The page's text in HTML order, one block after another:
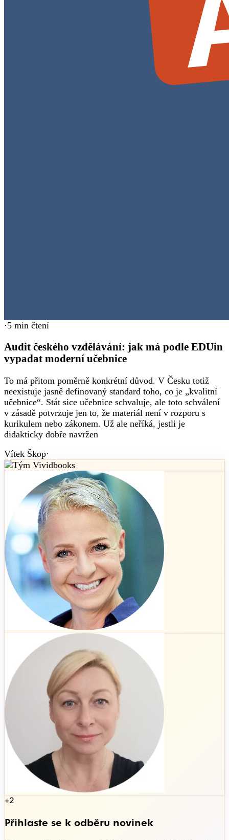
·5 min čtení
Audit českého vzdělávání: jak má podle EDUin
vypadat moderní učebnice
To má přitom poměrně konkrétní důvod. V Česku totiž
neexistuje jasně definovaný standard toho, co je „kvalitní
učebnice“. Stát sice učebnice schvaluje, ale toto schválení
v zásadě potvrzuje jen to, že materiál není v rozporu s
kurikulem nebo zákonem. Už ale neříká, jestli je
didakticky dobře navržen
Vítek Škop·
+2
Přihlaste se k odběru novinek